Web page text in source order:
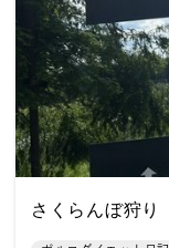
さくらんぼ狩り